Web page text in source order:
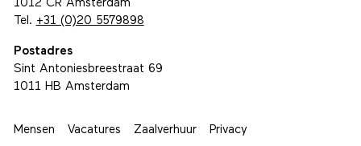
1012 CR Amsterdam
Tel. +31 (0)20 5579898
Postadres
Sint Antoniesbreestraat 69
1011 HB Amsterdam
Mensen Vacatures Zaalverhuur Privacy